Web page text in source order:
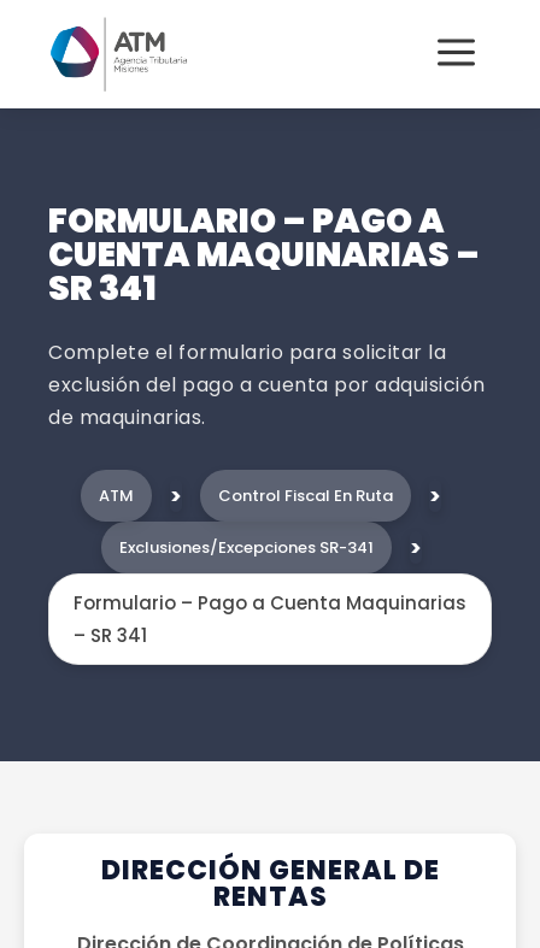
a
FORMULARIO – PAGO A
CUENTA MAQUINARIAS –
SR 341
Complete el formulario para solicitar la
exclusión del pago a cuenta por adquisición
de maquinarias.
ATM > Control Fiscal En Ruta >
Exclusiones/Excepciones SR-341 >
Formulario – Pago a Cuenta Maquinarias
– SR 341
DIRECCIÓN GENERAL DE
RENTAS